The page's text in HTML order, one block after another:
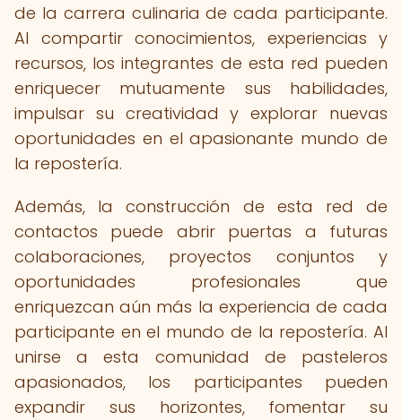
de la carrera culinaria de cada participante.
Al compartir conocimientos, experiencias y
recursos, los integrantes de esta red pueden
enriquecer mutuamente sus habilidades,
impulsar su creatividad y explorar nuevas
oportunidades en el apasionante mundo de
la repostería.
Además, la construcción de esta red de
contactos puede abrir puertas a futuras
colaboraciones, proyectos conjuntos y
oportunidades profesionales que
enriquezcan aún más la experiencia de cada
participante en el mundo de la repostería. Al
unirse a esta comunidad de pasteleros
apasionados, los participantes pueden
expandir sus horizontes, fomentar su